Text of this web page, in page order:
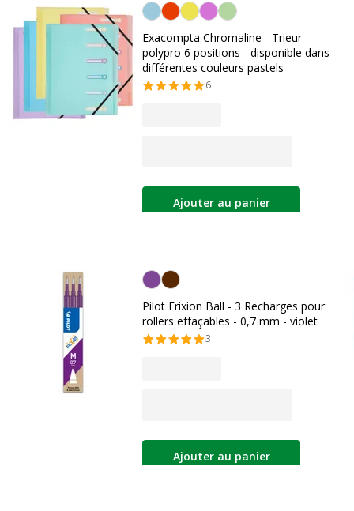
Personnalisation de la couleur
Exacompta Chromaline - Trieur
polypro 6 positions - disponible dans
différentes couleurs pastels
6
Ajouter au panier
Violet
Pilot Frixion Ball - 3 Recharges pour
rollers effaçables - 0,7 mm - violet
3
Ajouter au panier